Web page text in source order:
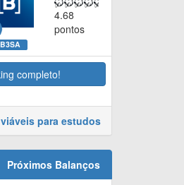
B3SA
4.68
pontos
completo!
para estudos
Próximos Balanços